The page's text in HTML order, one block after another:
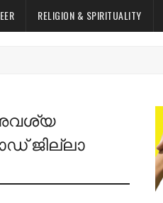
RELIGION & SPIRITUALITY
അവശ്യ
ജില്ലാ